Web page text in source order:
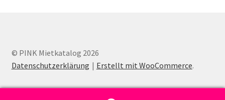
© PINK Mietkatalog 2026
Datenschutzerklärung
Erstellt mit WooCommerce.